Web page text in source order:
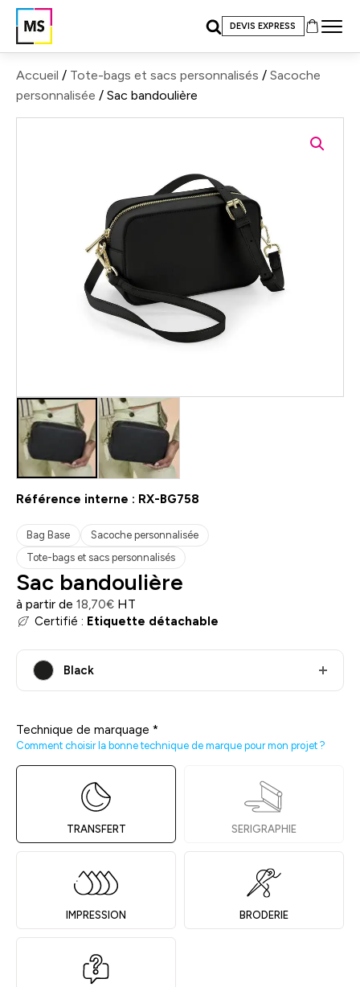
DEVIS EXPRESS
Accueil / Tote-bags et sacs personnalisés / Sacoche
personnalisée / Sac bandoulière
Référence interne : RX-BG758
Bag Base
Sacoche personnalisée
Tote-bags et sacs personnalisés
Sac bandoulière
à partir de 18,70€ HT
Certifié : Etiquette détachable
Black
Technique de marquage *
Comment choisir la bonne technique de marque pour mon projet ?
TRANSFERT SERIGRAPHIE
IMPRESSION BRODERIE